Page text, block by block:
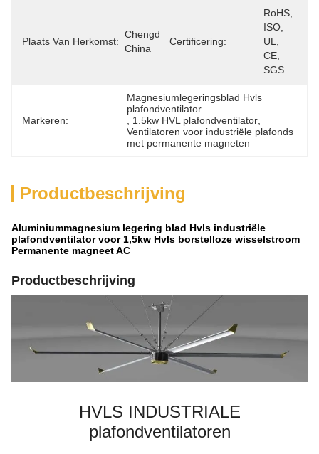
Plaats Van Herkomst:
Chengdu,
China
Certificering:
RoHS,
ISO,
UL,
CE,
SGS
Markeren:
Magnesiumlegeringsblad Hvls
plafondventilator
1.5kw HVL plafondventilator
Ventilatoren voor industriële plafonds
met permanente magneten
Productbeschrijving
Aluminiummagnesium legering blad Hvls industriële
plafondventilator voor 1,5kw Hvls borstelloze wisselstroom
Permanente magneet AC
Productbeschrijving
HVLS INDUSTRIALE
plafondventilatoren